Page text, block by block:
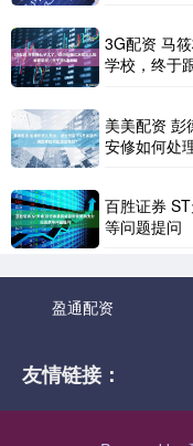
3G配资 马
学校，终于
美美配资 彭
安修如何处
百胜证券
等问题提问
盈通配资
友情链接：